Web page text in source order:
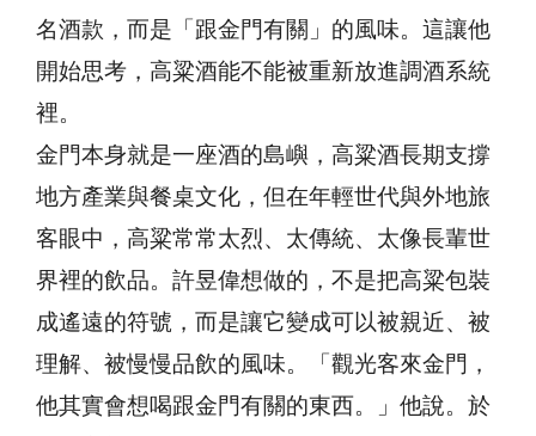
名酒款，而是「跟金門有關」的風味。這讓他
開始思考，高粱酒能不能被重新放進調酒系統
裡。
金門本身就是一座酒的島嶼，高粱酒長期支撐
地方產業與餐桌文化，但在年輕世代與外地旅
客眼中，高粱常常太烈、太傳統、太像長輩世
界裡的飲品。許昱偉想做的，不是把高粱包裝
成遙遠的符號，而是讓它變成可以被親近、被
理解、被慢慢品飲的風味。「觀光客來金門，
他其實會想喝跟金門有關的東西。」他說。於